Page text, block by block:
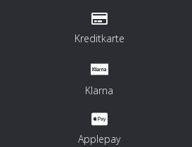
Kreditkarte
Klarna
Applepay